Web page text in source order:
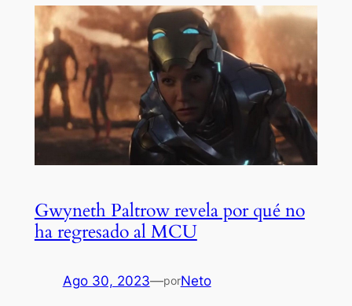
Gwyneth Paltrow revela por qué no
ha regresado al MCU
Ago 30, 2023—porNeto